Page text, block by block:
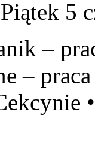
Piątek 5
–
–